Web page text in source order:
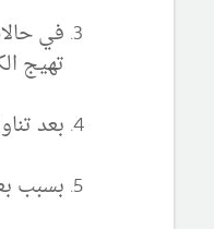
في
تهيج
بعد
بسبب